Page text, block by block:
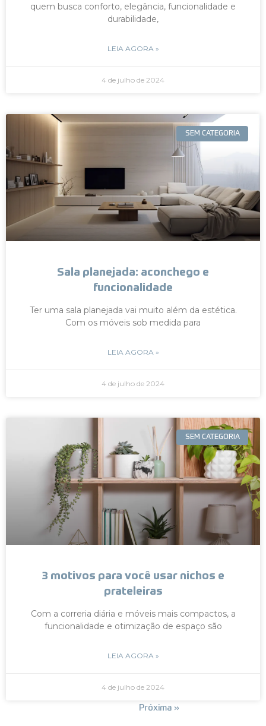
quem busca conforto, elegância, funcionalidade e
durabilidade,
LEIA AGORA »
4 de julho de 2024
SEM CATEGORIA
Sala planejada: aconchego e
funcionalidade
Ter uma sala planejada vai muito além da estética.
Com os móveis sob medida para
LEIA AGORA »
4 de julho de 2024
SEM CATEGORIA
3 motivos para você usar nichos e
prateleiras
Com a correria diária e móveis mais compactos, a
funcionalidade e otimização de espaço são
LEIA AGORA »
4 de julho de 2024
Próxima »